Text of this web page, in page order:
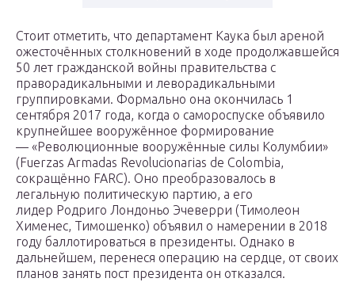
Стоит отметить, что департамент Каука был ареной
ожесточённых столкновений в ходе продолжавшейся
50 лет гражданской войны правительства с
праворадикальными и леворадикальными
группировками. Формально она окончилась 1
сентября 2017 года, когда о самороспуске объявило
крупнейшее вооружённое формирование
— «Революционные вооружённые силы Колумбии»
(Fuerzas Armadas Revolucionarias de Colombia,
сокращённо FARC). Оно преобразовалось в
легальную политическую партию, а его
лидер Родриго Лондоньо Эчеверри (Тимолеон
Хименес, Тимошенко) объявил о намерении в 2018
году баллотироваться в президенты. Однако в
дальнейшем, перенеся операцию на сердце, от своих
планов занять пост президента он отказался.